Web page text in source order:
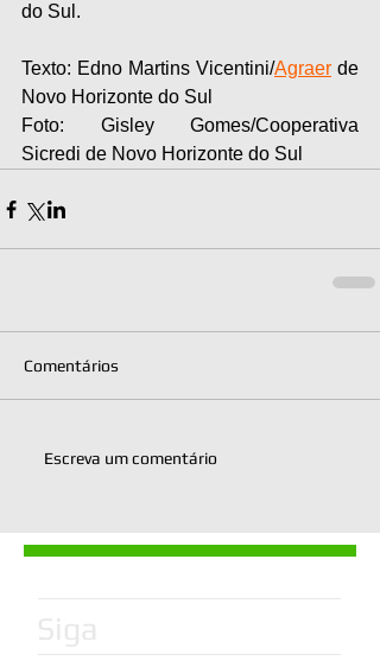
do Sul.
Texto: Edno Martins Vicentini/Agraer de
Novo Horizonte do Sul
Foto: Gisley Gomes/Cooperativa
Sicredi de Novo Horizonte do Sul
Comentários
Escreva um comentário